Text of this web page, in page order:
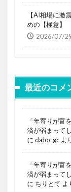
【AI相場に
めの【極意】
2026/07/
最近のコメ
「年寄りが富
済が弱まって
に dabo_gc よ
「年寄りが富
済が弱まって
に ちりとて よ